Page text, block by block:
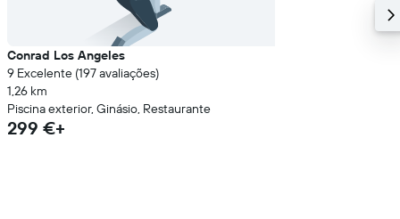
Conrad Los Angeles
9 Excelente (197 avaliações)
1,26 km
Piscina exterior, Ginásio, Restaurante
299 €+